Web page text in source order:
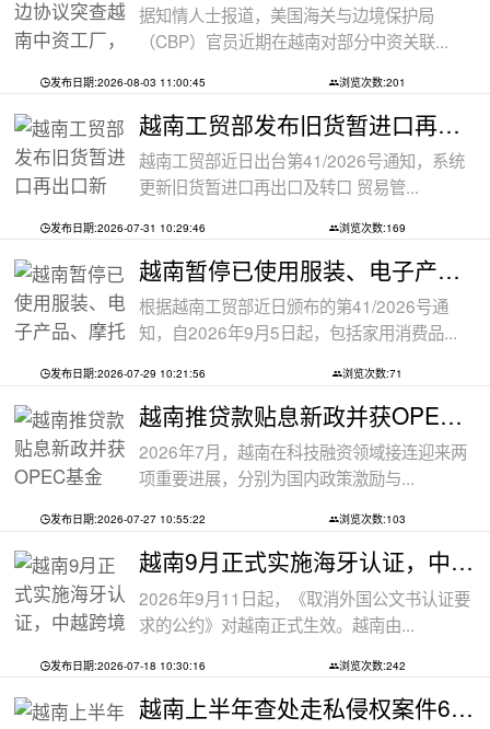
据知情人士报道，美国海关与边境保护局
（CBP）官员近期在越南对部分中资关联...
发布日期:2026-08-03 11:00:45 浏览次数:201
越南工贸部发布旧货暂进口再出口新规：
越南工贸部近日出台第41/2026号通知，系统
更新旧货暂进口再出口及转口 贸易管...
发布日期:2026-07-31 10:29:46 浏览次数:169
越南暂停已使用服装、电子产品、摩托车
根据越南工贸部近日颁布的第41/2026号通
知，自2026年9月5日起，包括家用消费品...
发布日期:2026-07-29 10:21:56 浏览次数:71
越南推贷款贴息新政并获OPEC基金5000万美
2026年7月，越南在科技融资领域接连迎来两
项重要进展，分别为国内政策激励与...
发布日期:2026-07-27 10:55:22 浏览次数:103
越南9月正式实施海牙认证，中越跨境文件
2026年9月11日起，《取消外国公文书认证要
求的公约》对越南正式生效。越南由...
发布日期:2026-07-18 10:30:16 浏览次数:242
越南上半年查处走私侵权案件6.8万起